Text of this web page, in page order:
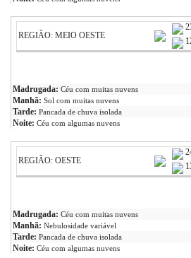
REGIÃO: MEIO OESTE
Madrugada: Céu com muitas nuvens
Manhã: Sol com muitas nuvens
Tarde: Pancada de chuva isolada
Noite: Céu com algumas nuvens
REGIÃO: OESTE
Madrugada: Céu com muitas nuvens
Manhã: Nebulosidade variável
Tarde: Pancada de chuva isolada
Noite: Céu com algumas nuvens